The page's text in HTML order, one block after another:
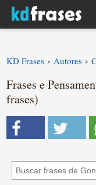
KD Frases › Autores ›
Frases e
frases)